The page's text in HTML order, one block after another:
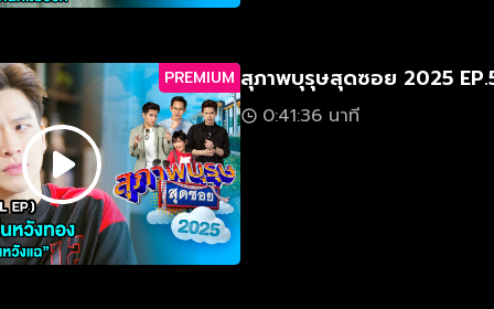
PREMIUM สุภาพบุรุษสุดซอย 2025
0:41:36 นาที